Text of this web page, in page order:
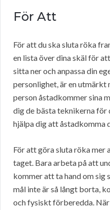
För Att
För att du ska sluta röka
en lista över dina skäl för
sitta ner och anpassa din
personlighet, är en
person åstadkommer sina
dig de bästa teknikerna för
hjälpa dig att åstadkomma
För att göra sluta röka mer
taget. Bara arbeta på att
kommer att ta hand om sig
mål inte är så långt borta,
och fysiskt förberedda.